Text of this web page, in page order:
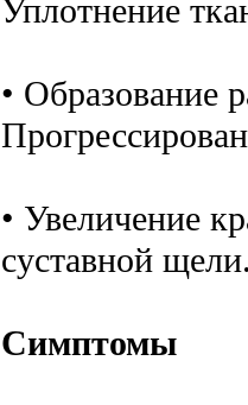
Уплотнение
• Образование
• Увеличение
суставной
Симптомы